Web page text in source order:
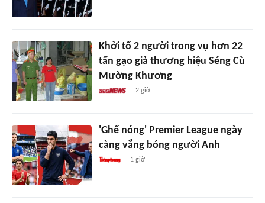
Khởi tố 2 người trong vụ hơn 22
tấn gạo giả thương hiệu Séng Cù
Mường Khương
2 giờ
'Ghế nóng' Premier League ngày
càng vắng bóng người Anh
1 giờ